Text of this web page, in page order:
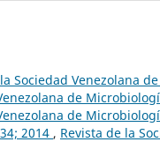
Sociedad Venezolana
de
de
2014 , Revista de la